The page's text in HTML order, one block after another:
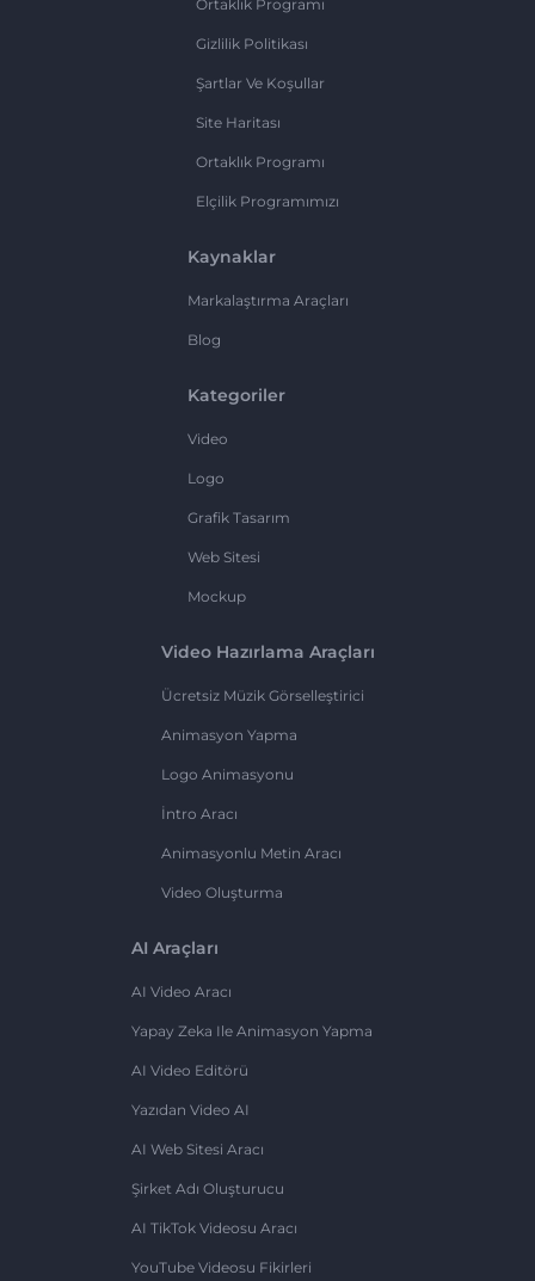
Ortaklık Programı
Gizlilik Politikası
Şartlar Ve Koşullar
Site Haritası
Ortaklık Programı
Elçilik Programımızı
Kaynaklar
Markalaştırma Araçları
Blog
Kategoriler
Video
Logo
Grafik Tasarım
Web Sitesi
Mockup
Video Hazırlama Araçları
Ücretsiz Müzik Görselleştirici
Animasyon Yapma
Logo Animasyonu
İntro Aracı
Animasyonlu Metin Aracı
Video Oluşturma
AI Araçları
AI Video Aracı
Yapay Zeka Ile Animasyon Yapma
AI Video Editörü
Yazıdan Video AI
AI Web Sitesi Aracı
Şirket Adı Oluşturucu
AI TikTok Videosu Aracı
YouTube Videosu Fikirleri